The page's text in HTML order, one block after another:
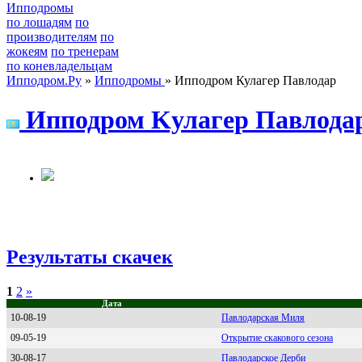
Ипподромы
по лошадям по
производителям по
жокеям по тренерам
по коневладельцам
Ипподром.Ру » Ипподромы » Ипподром Кулагер Павлодар
Ипподром Kулaгeр
Результаты скачек
1 2 »
Дата
10-08-19 Павлодарская Миля
09-05-19
Открытие скакового сезона
30-08-17
Павлодарское Дерби